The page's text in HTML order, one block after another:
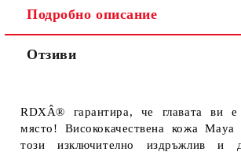
Подробно описание
Отзиви
RDXÂ® гарантира, че главата ви е
място! Висококачествена кожа
този изключително издръжлив и